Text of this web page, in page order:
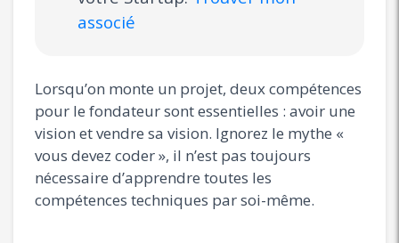
associé
Lorsqu’on monte un projet, deux compétences
pour le fondateur sont essentielles : avoir une
vision et vendre sa vision. Ignorez le mythe «
vous devez coder », il n’est pas toujours
nécessaire d’apprendre toutes les
compétences techniques par soi-même.